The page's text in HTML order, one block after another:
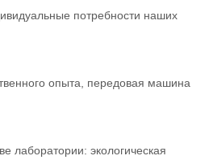
потребности наших
опыта, передовая машина
лаборатории: экологическая